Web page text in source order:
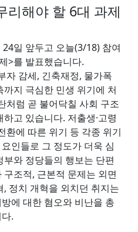
리해야 할 6대 과제
일 앞두고 오늘(3/18) 참여
>를 발표했습니다.
자 감세, 긴축재정, 물가폭
지 극심한 민생 위기에 처
처럼 곧 불어닥칠 사회 구조
고 있습니다. 저출생·고령
환에 따른 위기 등 각종 위기
인들로 그 정도가 더욱 심
와 정당들의 행보는 단편
조적, 근본적 문제는 외면
정치 개혁을 외치던 취지는
에 대한 혐오와 비난을 총
.